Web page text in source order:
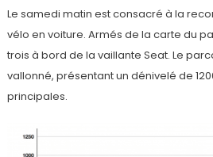
Le samedi matin est consacré à la
vélo en voiture. Armés de la carte du
trois à bord de la vaillante Seat. Le
vallonné, présentant un dénivelé de
principales.